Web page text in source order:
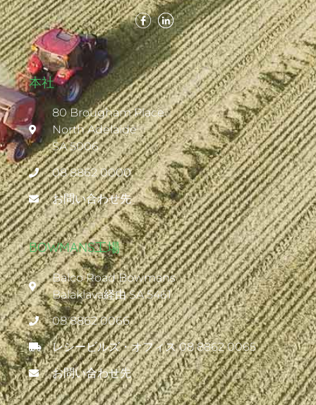
本社
80 Brougham Place
North Adelaide
SA 5006
08 8862 0000
お問い合わせ先
BOWMANS工場
Balco Road Bowmans
Balaklava経由 SA 5461
08 8862 0066
レシービルズ・オフィス 08 8862 0065
お問い合わせ先